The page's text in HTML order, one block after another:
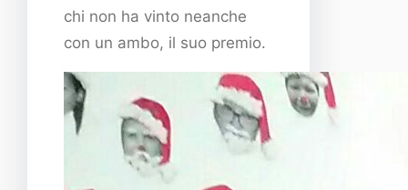
chi non ha vinto neanche
con un ambo, il suo premio.